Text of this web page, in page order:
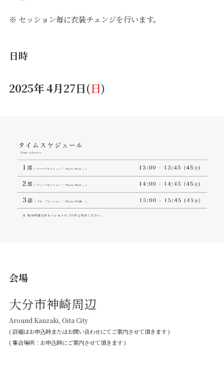
※ セッション毎に衣装チェンジを行います。
日時
2025年 4月27日(日)
会場
大分市神崎周辺
Around Kanzaki, Oita City
( 詳細はお申込時またはお問い合わせにてご案内させて頂きます )
( 集合場所：お申込時にご案内させて頂きます )